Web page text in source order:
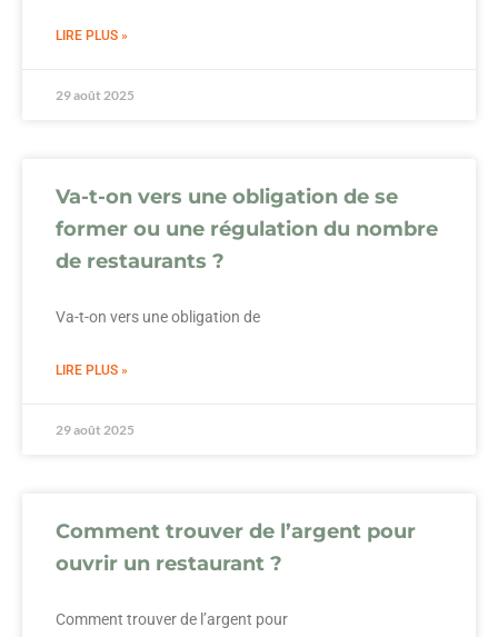
LIRE PLUS »
29 août 2025
Va-t-on vers une obligation de se
former ou une régulation du nombre
de restaurants ?
Va-t-on vers une obligation de
LIRE PLUS »
29 août 2025
Comment trouver de l’argent pour
ouvrir un restaurant ?
Comment trouver de l’argent pour